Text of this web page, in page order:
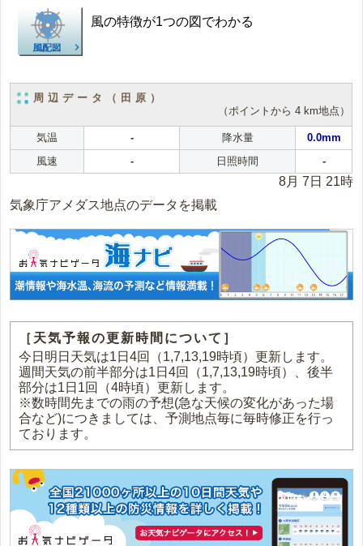
風の特徴が1つの図でわかる
周辺データ（田原）
（ポイントから 4 km地点）
気温 - 降水量
0.0mm
風速
- 日照時間 -
8月 7日 21時
気象庁アメダス地点のデータを掲載
［天気予報の更新時間について］
今日明日天気は1日4回（1,7,13,19時頃）更新します。
週間天気の前半部分は1日4回（1,7,13,19時頃）、後半
部分は1日1回（4時頃）更新します。
※数時間先までの雨の予想(急な天候の変化があった場
合など)につきましては、予測地点毎に毎時修正を行っ
ております。